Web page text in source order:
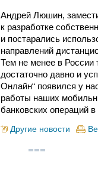
Андрей Люшин,
к разработке
и постарались
направлений
Тем не менее в России
достаточно давно и
Онлайн“ появился у
работы наших
банковских операций
Другие новости